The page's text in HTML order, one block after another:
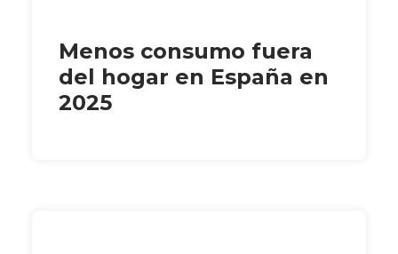
Menos consumo fuera
del hogar en España en
2025